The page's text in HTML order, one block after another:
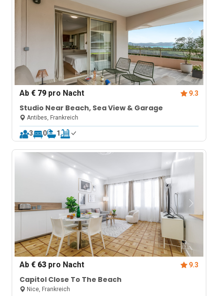
Ab€ 79 pro Nacht 9.3
Studio Near Beach, Sea View & Garage
Antibes, Frankreich
3 0 1
Ab€ 63 pro Nacht 9.3
Capitol Close To The Beach
Nice, Frankreich